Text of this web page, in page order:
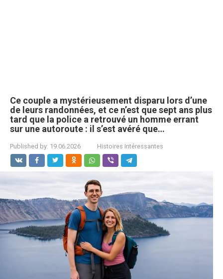
Ce couple a mystérieusement disparu lors d’une
de leurs randonnées, et ce n’est que sept ans plus
tard que la police a retrouvé un homme errant
sur une autoroute : il s’est avéré que…
Published by: 19.06.2026 Histoires Intéressantes